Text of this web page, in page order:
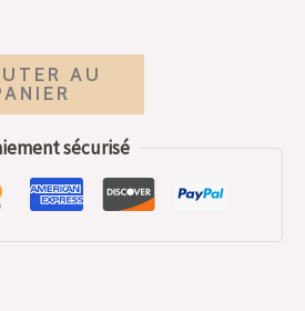
AU
sécurisé